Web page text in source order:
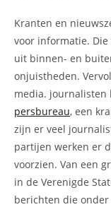
Kranten en
voor informatie.
uit binnen- en
onjuistheden.
media. journalisten
persbureau, een
zijn er veel
partijen werken er
voorzien. Van een
in de Verenigde
berichten die onder